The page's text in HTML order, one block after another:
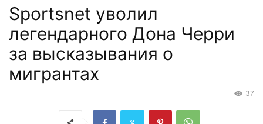
Sportsnet уволил
легендарного Дона Черри
за высказывания о
мигрантах
37